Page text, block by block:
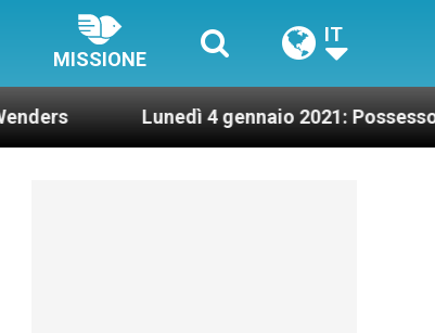
MISSIONE
IT
Lunedì 4 gennaio 2021: Possesso